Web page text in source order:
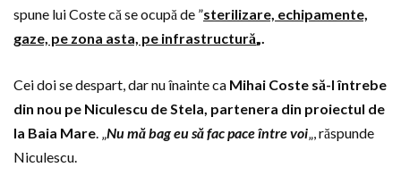
spune lui Coste că se ocupă de ”sterilizare, echipamente,
gaze, pe zona asta, pe infrastructură„.
Cei doi se despart, dar nu înainte ca Mihai Coste să-l întrebe
din nou pe Niculescu de Stela, partenera din proiectul de
la Baia Mare. „Nu mă bag eu să fac pace între voi„, răspunde
Niculescu.